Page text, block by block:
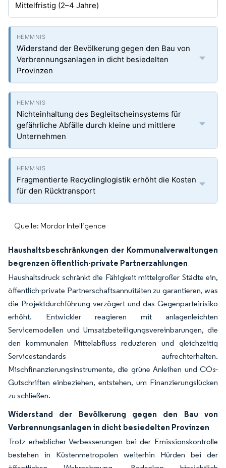
Mittelfristig (2–4 Jahre)
Widerstand der Bevölkerung gegen den Bau von
Verbrennungsanlagen in dicht besiedelten
Provinzen
Nichteinhaltung des Begleitscheinsystems für
gefährliche Abfälle durch kleine und mittlere
Unternehmen
Fragmentierte Recyclinglogistik erhöht die Kosten
für den Rücktransport
Quelle: Mordor Intelligence
Haushaltsbeschränkungen der Kommunalverwaltungen
begrenzen öffentlich-private Partnerzahlungen
Haushaltsdruck schränkt die Fähigkeit mittelgroßer Städte ein,
öffentlich-private Partnerschaftsannuitäten zu garantieren, was
die Projektdurchführung verzögert und das Gegenparteirisiko
erhöht. Entwickler reagieren mit anlagenleichten
Servicemodellen und Umsatzbeteiligungsvereinbarungen, die
den kommunalen Mittelabfluss reduzieren und gleichzeitig
Servicestandards aufrechterhalten.
Mischfinanzierungsinstrumente, die grüne Anleihen und CO₂-
Gutschriften einbeziehen, entstehen, um Finanzierungslücken
zu schließen.
Widerstand der Bevölkerung gegen den Bau von
Verbrennungsanlagen in dicht besiedelten Provinzen
Trotz erheblicher Verbesserungen bei der Emissionskontrolle
bestehen in Küstenmetropolen weiterhin Hürden bei der